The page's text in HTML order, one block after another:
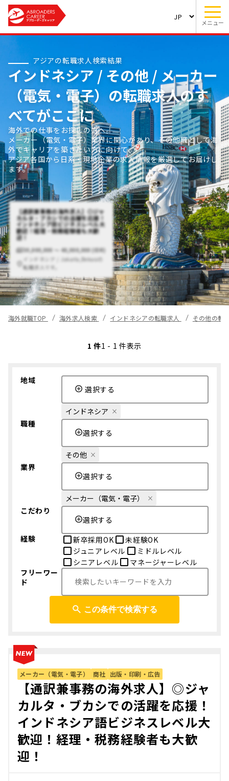
メニュー
アジアの転職求人検索結果
インドネシア / その他 / メーカー
（電気・電子）の転職求人のす
べてがここに
海外での仕事をお探しの方へ。
メーカー（電気・電子）業界に関心があり、その他職として海
外でキャリアを築きたい方に向けて、
アジア各国から日系・現地企業の求人情報を厳選してお届けし
ます。
【通訳兼事務の海外求人】◎ジャ
カルタ・ブカシでの活躍を応援！
インドネシア語ビジネスレベル大
歓迎！経理・税務経験者も大歓
迎！
30,000,000 〜 40,000,000 (IDR)
インドネシア / Jakarta,Bekasiの
転職求人です。
海外就職TOP 海外求人検索 インドネシアの転職求人 その他の転
1 件1 - 1 件表示
地域
選択する
インドネシア
職種
選択する
その他
業界
選択する
メーカー（電気・電子）
こだわり
選択する
経験
新卒採用OK
未経験OK
ジュニアレベル
ミドルレベル
シニアレベル
マネージャーレベル
フリーワー
ド
この条件で検索する
メーカー（電気・電子） 商社 出版・印刷・広告
【通訳兼事務の海外求人】◎ジャ
カルタ・ブカシでの活躍を応援！
インドネシア語ビジネスレベル大
歓迎！経理・税務経験者も大歓
迎！